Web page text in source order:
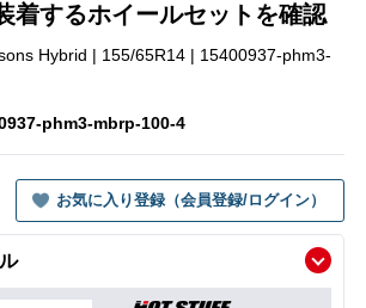
着するホイールセットを確認
Hybrid | 155/65R14 | 15400937-phm3-
phm3-mbrp-100-4
お気に入り登録（会員登録/ログイン）